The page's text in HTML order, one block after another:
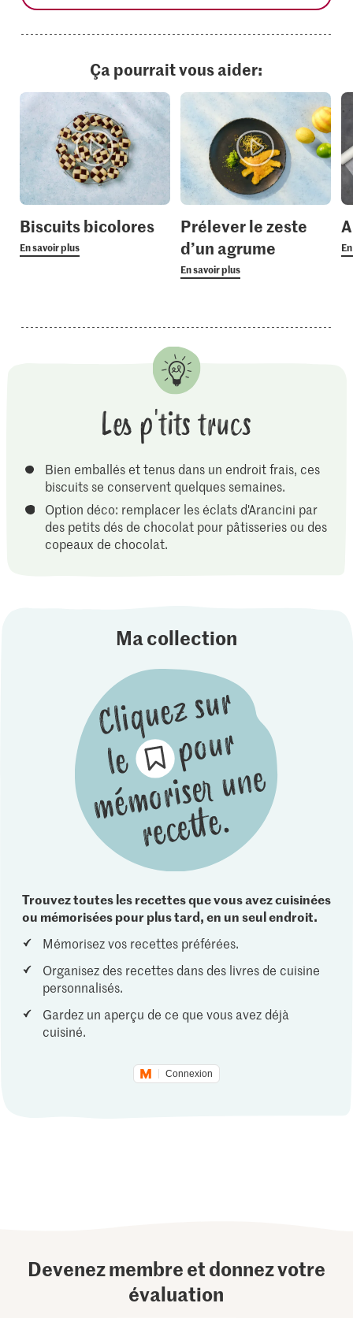
Ça pourrait vous aider:
Biscuits bicolores
En savoir plus
Prélever le zeste
d’un agrume
En savoir plus
Les p'tits trucs
Bien emballés et tenus dans un endroit frais, ces
biscuits se conservent quelques semaines.
Option déco: remplacer les éclats d'Arancini par
des petits dés de chocolat pour pâtisseries ou des
copeaux de chocolat.
Ma collection
Trouvez toutes les recettes que vous avez cuisinées
ou mémorisées pour plus tard, en un seul endroit.
Mémorisez vos recettes préférées.
Organisez des recettes dans des livres de cuisine
personnalisés.
Gardez un aperçu de ce que vous avez déjà
cuisiné.
Connexion
Devenez membre et donnez votre
évaluation